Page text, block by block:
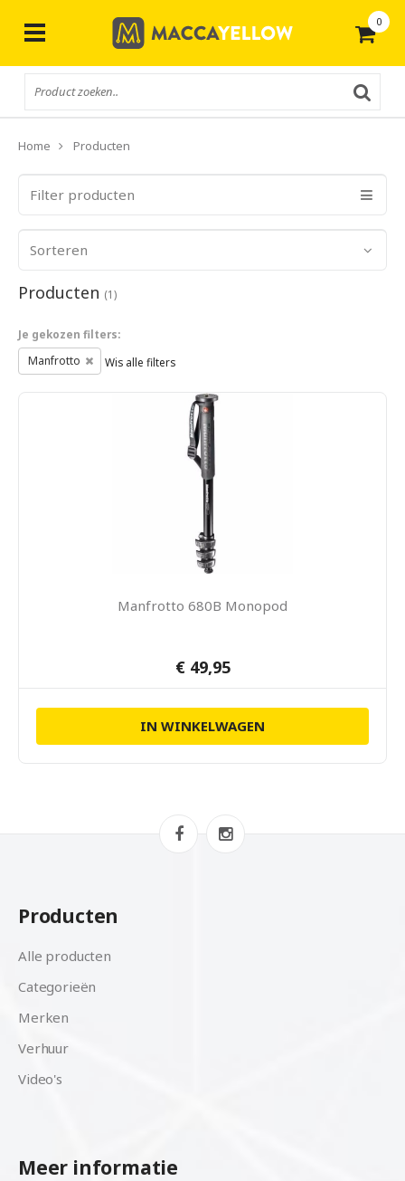
0
Home Producten
Filter producten
Sorteren
Producten (1)
Je gekozen filters:
Manfrotto Wis alle filters
Manfrotto 680B Monopod
€ 49,95
IN WINKELWAGEN
Producten
Alle producten
Categorieën
Merken
Verhuur
Video's
Meer informatie